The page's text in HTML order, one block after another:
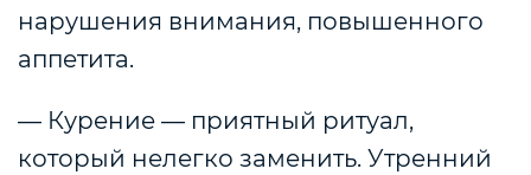
нарушения внимания, повышенного
аппетита.
— Курение — приятный ритуал,
который нелегко заменить. Утренний